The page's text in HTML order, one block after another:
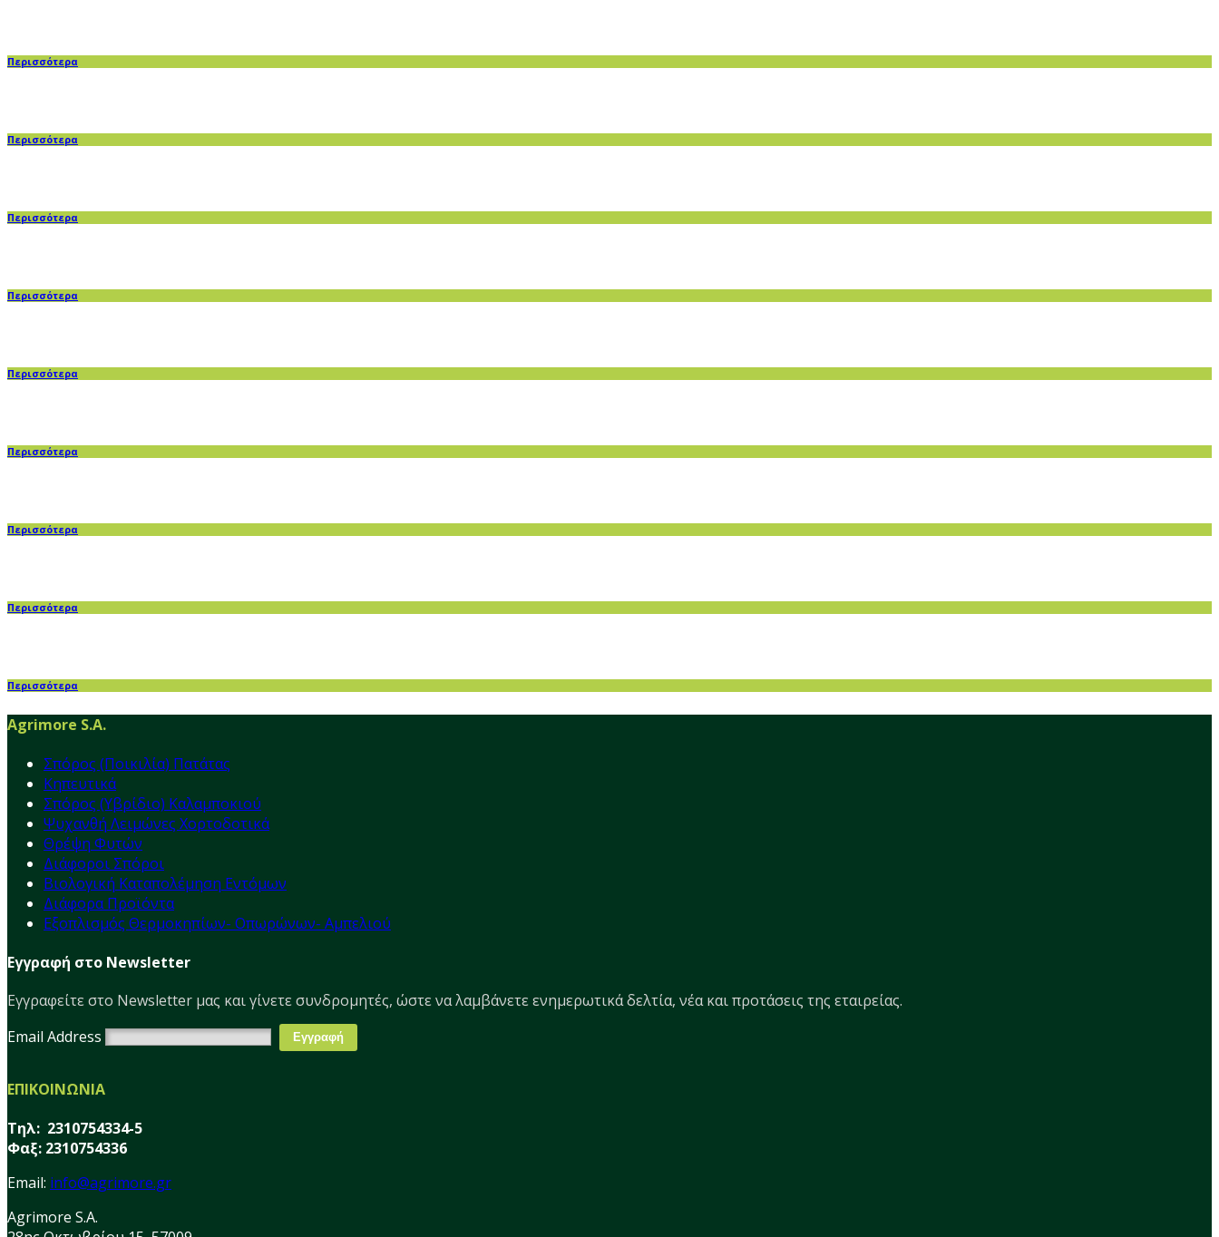
Περισσότερα
Περισσότερα
Περισσότερα
Περισσότερα
Περισσότερα
Περισσότερα
Περισσότερα
Περισσότερα
Περισσότερα
Agrimore S.A.
Σπόρος (Ποικιλία) Πατάτας
Κηπευτικά
Σπόρος (Υβρίδιο) Καλαμποκιού
Ψυχανθή Λειμώνες Χορτοδοτικά
Θρέψη Φυτών
Διάφοροι Σπόροι
Βιολογική Καταπολέμηση Εντόμων
Διάφορα Προϊόντα
Εξοπλισμός Θερμοκηπίων- Οπωρώνων- Αμπελιού
Εγγραφή στο Newsletter
Εγγραφείτε στο Νewsletter μας και γίνετε συνδρομητές, ώστε να λαμβάνετε ενημερωτικά δελτία, νέα και προτάσεις της εταιρείας.
Email Address
ΕΠΙΚΟΙΝΩΝΙΑ
Τηλ: 2310754334-5
Φαξ: 2310754336
Email: info@agrimore.gr
Agrimore S.A.